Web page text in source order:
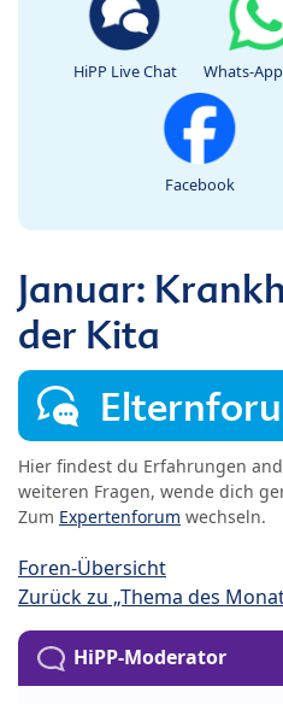
HiPP Live Chat Whats-
Facebook
Januar:
der Kita
Hier findest du Erfahrungen
weiteren Fragen, wende dich
Zum Expertenforum wechseln.
Foren-Übersicht
Zurück zu „Thema des
HiPP-Moderator